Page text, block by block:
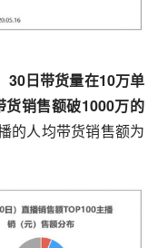
30日带货量在10万单
销售额破1000万的
的人均带货销售额为